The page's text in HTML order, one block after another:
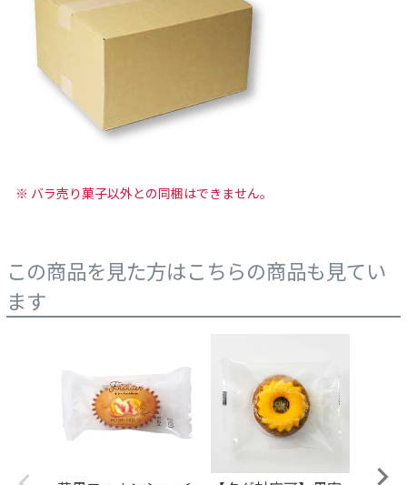
※ バラ売り菓子以外との同梱はできません。
この商品を見た方はこちらの商品も見てい
ます